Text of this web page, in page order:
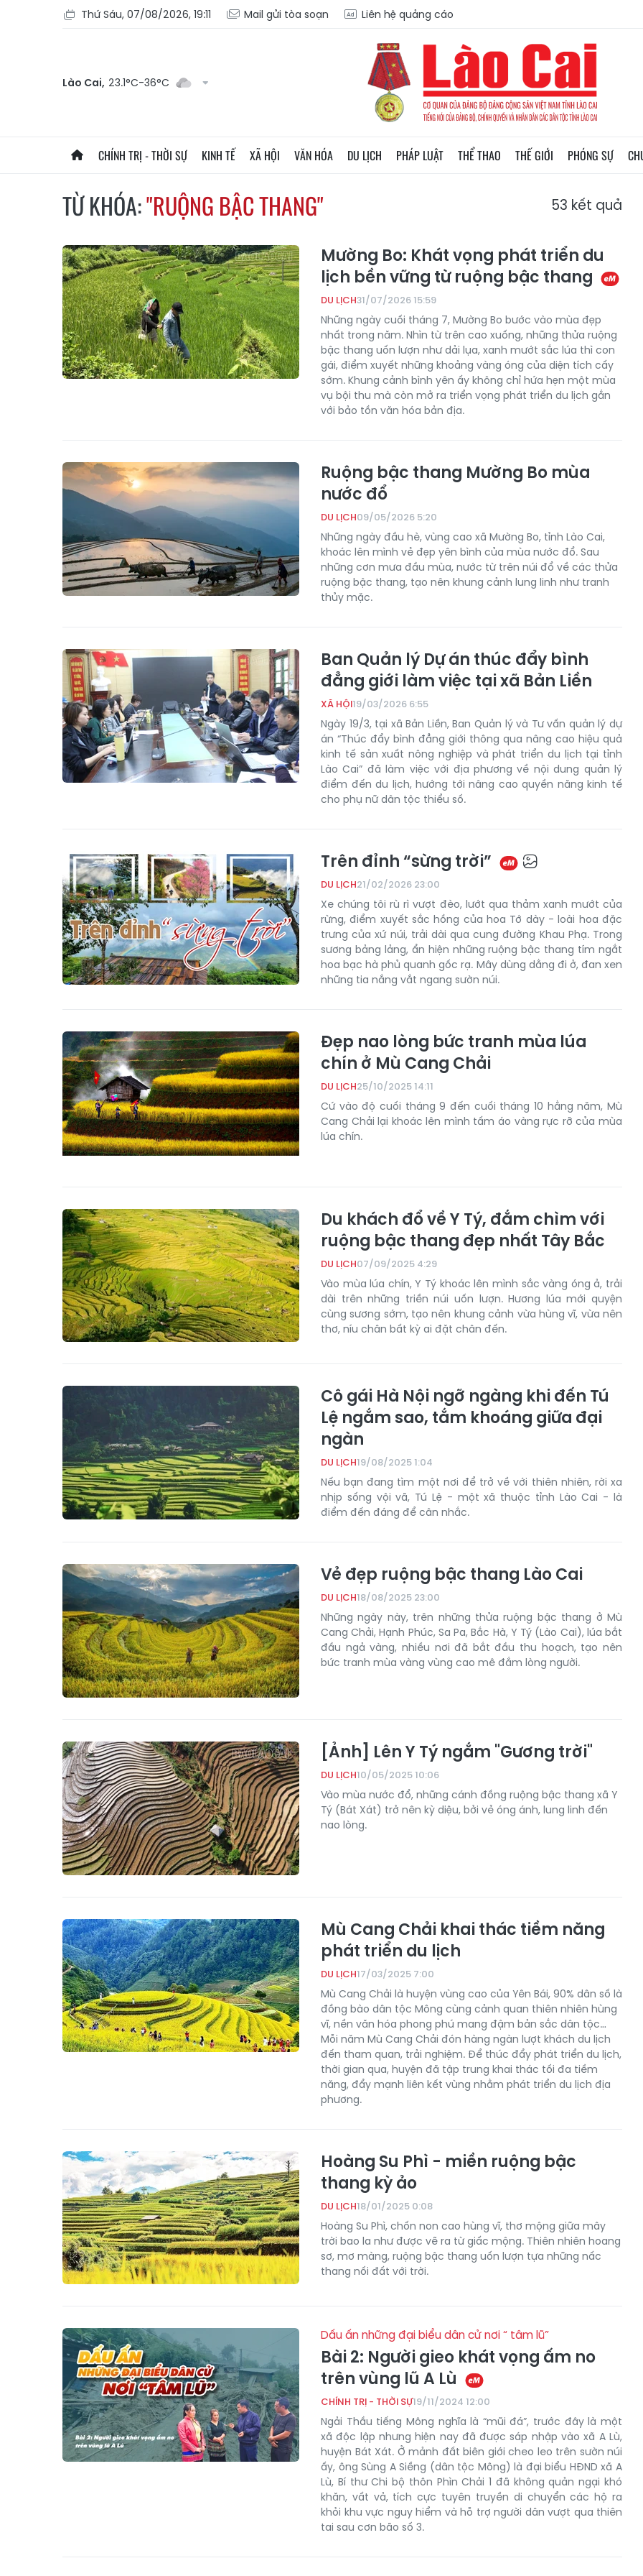
Thứ Sáu, 07/08/2026, 19:11 Mail gửi tòa soạn Liên hệ quảng cáo
Lào Cai, 23.1°C-36°C
CHÍNH TRỊ - THỜI SỰ KINH TẾ XÃ HỘI VĂN HÓA DU LỊCH PHÁP LUẬT THỂ THAO THẾ GIỚI PHÓNG SỰ
TỪ KHÓA:"RUỘNG BẬC THANG" 53 kết quả
Mường Bo: Khát vọng phát triển du
lịch bền vững từ ruộng bậc thang
DU LỊCH31/07/2026 15:59
Những ngày cuối tháng 7, Mường Bo bước vào mùa đẹp
nhất trong năm. Nhìn từ trên cao xuống, những thửa ruộng
bậc thang uốn lượn như dải lụa, xanh mướt sắc lúa thì con
gái, điểm xuyết những khoảng vàng óng của diện tích cấy
sớm. Khung cảnh bình yên ấy không chỉ hứa hẹn một mùa
vụ bội thu mà còn mở ra triển vọng phát triển du lịch gắn
với bảo tồn văn hóa bản địa.
Ruộng bậc thang Mường Bo mùa
nước đổ
DU LỊCH09/05/2026 5:20
Những ngày đầu hè, vùng cao xã Mường Bo, tỉnh Lào Cai,
khoác lên mình vẻ đẹp yên bình của mùa nước đổ. Sau
những cơn mưa đầu mùa, nước từ trên núi đổ về các thửa
ruộng bậc thang, tạo nên khung cảnh lung linh như tranh
thủy mặc.
Ban Quản lý Dự án thúc đẩy bình
đẳng giới làm việc tại xã Bản Liền
XÃ HỘI19/03/2026 6:55
Ngày 19/3, tại xã Bản Liền, Ban Quản lý và Tư vấn quản lý dự
án “Thúc đẩy bình đẳng giới thông qua nâng cao hiệu quả
kinh tế sản xuất nông nghiệp và phát triển du lịch tại tỉnh
Lào Cai” đã làm việc với địa phương về nội dung quản lý
điểm đến du lịch, hướng tới nâng cao quyền năng kinh tế
cho phụ nữ dân tộc thiểu số.
Trên đỉnh “sừng trời”
DU LỊCH21/02/2026 23:00
Xe chúng tôi rù rì vượt đèo, lướt qua thảm xanh mướt của
rừng, điểm xuyết sắc hồng của hoa Tớ dày - loài hoa đặc
trưng của xứ núi, trải dài qua cung đường Khau Phạ. Trong
sương bảng lảng, ẩn hiện những ruộng bậc thang tím ngắt
hoa bạc hà phủ quanh gốc rạ. Mây dùng dằng đi ở, đan xen
những tia nắng vắt ngang sườn núi.
Đẹp nao lòng bức tranh mùa lúa
chín ở Mù Cang Chải
DU LỊCH25/10/2025 14:11
Cứ vào độ cuối tháng 9 đến cuối tháng 10 hằng năm, Mù
Cang Chải lại khoác lên mình tấm áo vàng rực rỡ của mùa
lúa chín.
Du khách đổ về Y Tý, đắm chìm với
ruộng bậc thang đẹp nhất Tây Bắc
DU LỊCH07/09/2025 4:29
Vào mùa lúa chín, Y Tý khoác lên mình sắc vàng óng ả, trải
dài trên những triền núi uốn lượn. Hương lúa mới quyện
cùng sương sớm, tạo nên khung cảnh vừa hùng vĩ, vừa nên
thơ, níu chân bất kỳ ai đặt chân đến.
Cô gái Hà Nội ngỡ ngàng khi đến Tú
Lệ ngắm sao, tắm khoáng giữa đại
ngàn
DU LỊCH19/08/2025 1:04
Nếu bạn đang tìm một nơi để trở về với thiên nhiên, rời xa
nhịp sống vội vã, Tú Lệ - một xã thuộc tỉnh Lào Cai - là
điểm đến đáng để cân nhắc.
Vẻ đẹp ruộng bậc thang Lào Cai
DU LỊCH18/08/2025 23:00
Những ngày này, trên những thửa ruộng bậc thang ở Mù
Cang Chải, Hạnh Phúc, Sa Pa, Bắc Hà, Y Tý (Lào Cai), lúa bắt
đầu ngả vàng, nhiều nơi đã bắt đầu thu hoạch, tạo nên
bức tranh mùa vàng vùng cao mê đắm lòng người.
[Ảnh] Lên Y Tý ngắm "Gương trời"
DU LỊCH10/05/2025 10:06
Vào mùa nước đổ, những cánh đồng ruộng bậc thang xã Y
Tý (Bát Xát) trở nên kỳ diệu, bởi vẻ óng ánh, lung linh đến
nao lòng.
Mù Cang Chải khai thác tiềm năng
phát triển du lịch
DU LỊCH17/03/2025 7:00
Mù Cang Chải là huyện vùng cao của Yên Bái, 90% dân số là
đồng bào dân tộc Mông cùng cảnh quan thiên nhiên hùng
vĩ, nền văn hóa phong phú mang đậm bản sắc dân tộc…
Mỗi năm Mù Cang Chải đón hàng ngàn lượt khách du lịch
đến tham quan, trải nghiệm. Để thúc đẩy phát triển du lịch,
thời gian qua, huyện đã tập trung khai thác tối đa tiềm
năng, đẩy mạnh liên kết vùng nhằm phát triển du lịch địa
phương.
Hoàng Su Phì - miền ruộng bậc
thang kỳ ảo
DU LỊCH18/01/2025 0:08
Hoàng Su Phì, chốn non cao hùng vĩ, thơ mộng giữa mây
trời bao la như được vẽ ra từ giấc mộng. Thiên nhiên hoang
sơ, mơ màng, ruộng bậc thang uốn lượn tựa những nấc
thang nối đất với trời.
Dấu ấn những đại biểu dân cử nơi “ tâm lũ”
Bài 2: Người gieo khát vọng ấm no
trên vùng lũ A Lù
CHÍNH TRỊ - THỜI SỰ19/11/2024 12:00
Ngải Thầu tiếng Mông nghĩa là “mũi đá”, trước đây là một
xã độc lập nhưng hiện nay đã được sáp nhập vào xã A Lù,
huyện Bát Xát. Ở mảnh đất biên giới cheo leo trên sườn núi
ấy, ông Sùng A Siềng (dân tộc Mông) là đại biểu HĐND xã A
Lù, Bí thư Chi bộ thôn Phìn Chải 1 đã không quản ngại khó
khăn, vất vả, tích cực tuyên truyền di chuyển các hộ ra
khỏi khu vực nguy hiểm và hỗ trợ người dân vượt qua thiên
tai sau cơn bão số 3.
BÁO LÀO CAI CUỐI
TUẦN SỐ 58 RA NGÀY
8/8/2026
BÁO LÀO CAI THƯỜNG
KỲ SỐ 272 RA NGÀY
7/8/2026
Ngày 06-08-2026
BÁO VÙNG CAO SỐ 55
RA NGÀY 9/8/2026
Ngày 07-08-2026
BÁO LÀO
TUẦN SỐ 58
8/8/2026
Ngày 07-08-